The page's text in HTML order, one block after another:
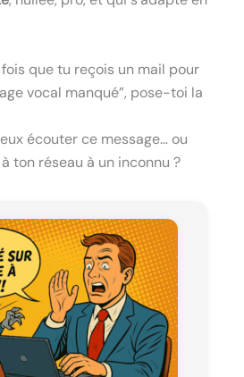
que tu reçois un mail pour
vocal manqué”, pose-toi la
écouter ce message… ou
ton réseau à un inconnu ?